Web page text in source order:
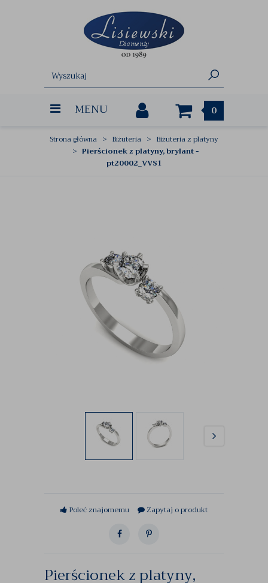
MENU 0
Strona główna Biżuteria
Biżuteria z platyny
Pierścionek z platyny, brylant -
pt20002_VVS1
Poleć znajomemu Zapytaj o produkt
Pierścionek z platyny,